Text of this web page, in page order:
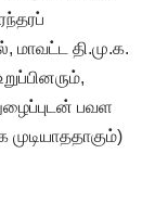
மாவட்ட தி.மு.க.
பவள